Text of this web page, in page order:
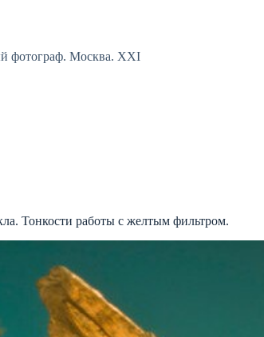
фотограф. Москва. XXI
Тонкости работы с желтым фильтром.